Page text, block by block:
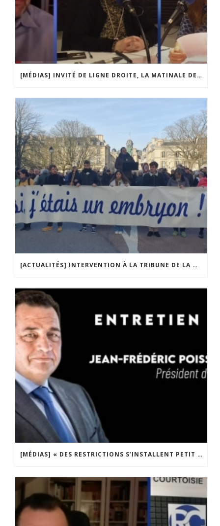
[MÉDIAS] INVITÉ DE LIGNE DROITE, LA MATINALE DE RADIO COURTOISIE
[ACTUALITÉS] INTERVENTION À LA TRIBUNE DE LA MOBILISATION CONTRE LA CONSTITUTIONNALISATION DE L’IVG
[MÉDIAS] « DES RESTRICTIONS S’INSTALLENT PETIT À PETIT DANS NOTRE PAYS » ENTRETIEN AVEC BOULEVARD VOLTAIRE